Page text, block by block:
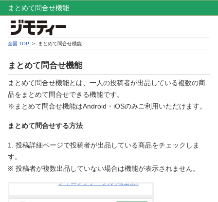
まとめて問合せ機能
全国 TOP > まとめて問合せ機能
まとめて問合せ機能
まとめて問合せ機能とは、一人の投稿者が出品している複数の商
品をまとめて問合せできる機能です。
※まとめて問合せ機能はAndroid・iOSのみご利用いただけます。
まとめて問合せする方法
1. 投稿詳細ページで投稿者が出品している商品をチェックしま
す。
※ 投稿者が複数出品していない場合は機能が表示されません。